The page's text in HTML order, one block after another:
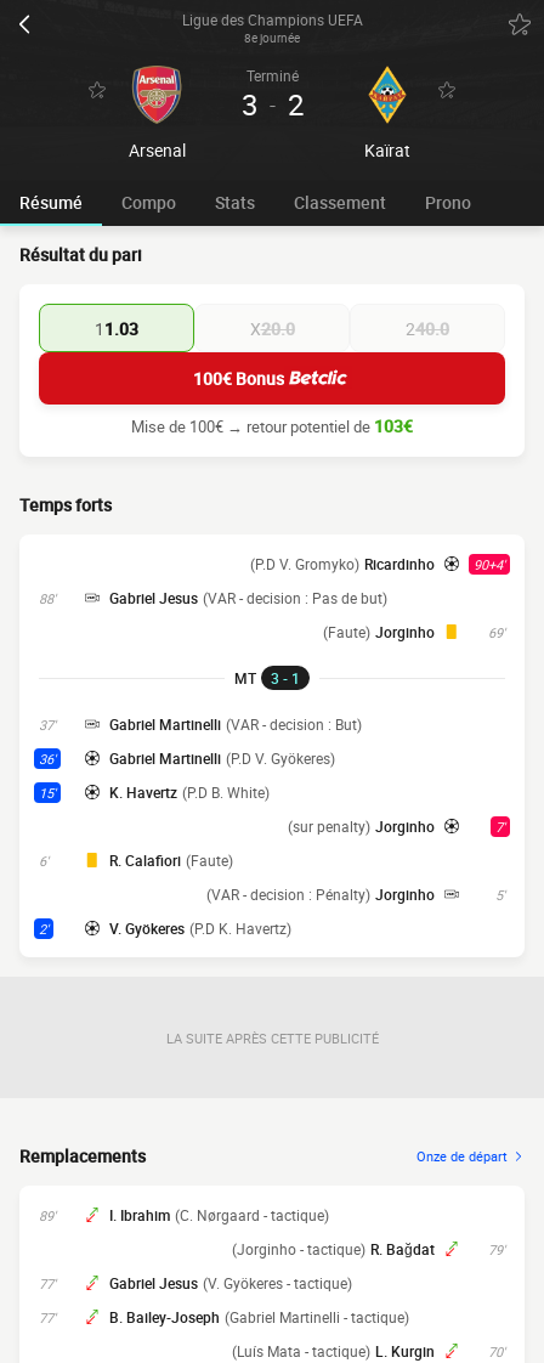
Ligue des Champions UEFA
8e journée
Arsenal
Terminé
3 - 2
Kaïrat
Résumé Compo Stats Classement Prono
Résultat du pari
1 1.03 X20.0 240.0
100€ Bonus
Mise de 100€ → retour potentiel de 103€
Temps forts
90+4'
Ricardinho
(P.D V. Gromyko)
88' Gabriel Jesus (VAR - decision : Pas de but)
69'
Jorginho
(Faute)
MT 3 - 1
37' Gabriel Martinelli (VAR - decision : But)
36' Gabriel Martinelli (P.D V. Gyökeres)
15' K. Havertz (P.D B. White)
7'
Jorginho
(sur penalty)
6' R. Calafiori (Faute)
5'
Jorginho
(VAR - decision : Pénalty)
2' V. Gyökeres (P.D K. Havertz)
LA SUITE APRÈS CETTE PUBLICITÉ
Remplacements Onze de départ
89' I. Ibrahim (C. Nørgaard - tactique)
79'
R. Bağdat
(Jorginho - tactique)
77' Gabriel Jesus (V. Gyökeres - tactique)
77' B. Bailey-Joseph (Gabriel Martinelli - tactique)
70'
L. Kurgin
(Luís Mata - tactique)